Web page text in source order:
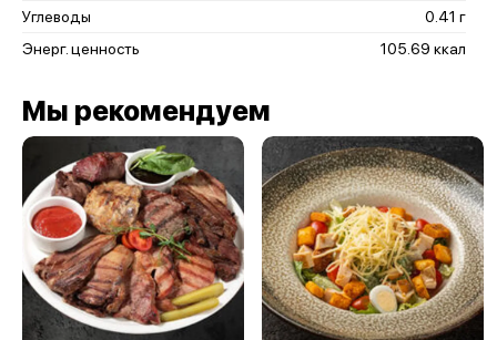
Углеводы
0.41 г
Энерг. ценность
105.69 ккал
Мы рекомендуем